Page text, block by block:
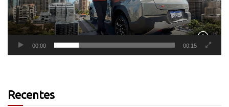
00:00 00:15
Recentes